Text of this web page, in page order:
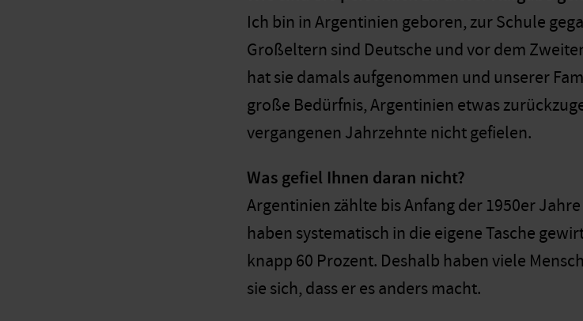
Ich bin in Argentinien geboren, zur Schule
Großeltern sind Deutsche und vor dem
hat sie damals aufgenommen und unserer
große Bedürfnis, Argentinien etwas
vergangenen Jahrzehnte nicht gefielen.
Was gefiel Ihnen daran nicht?
Argentinien zählte bis Anfang der 1950er
haben systematisch in die eigene Tasche
knapp 60 Prozent. Deshalb haben viele
sie sich, dass er es anders macht.